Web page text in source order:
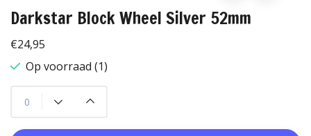
Darkstar Block Wheel Silver 52mm
€24,95
Op voorraad (1)